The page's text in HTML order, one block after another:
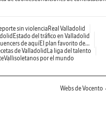
sin violenciaReal Valladolid
Estado del tráfico en Valladolid
de aquíEl plan favorito de...
de Valladolid La liga del talento
Vallisoletanos por el mundo
Webs de Vocento